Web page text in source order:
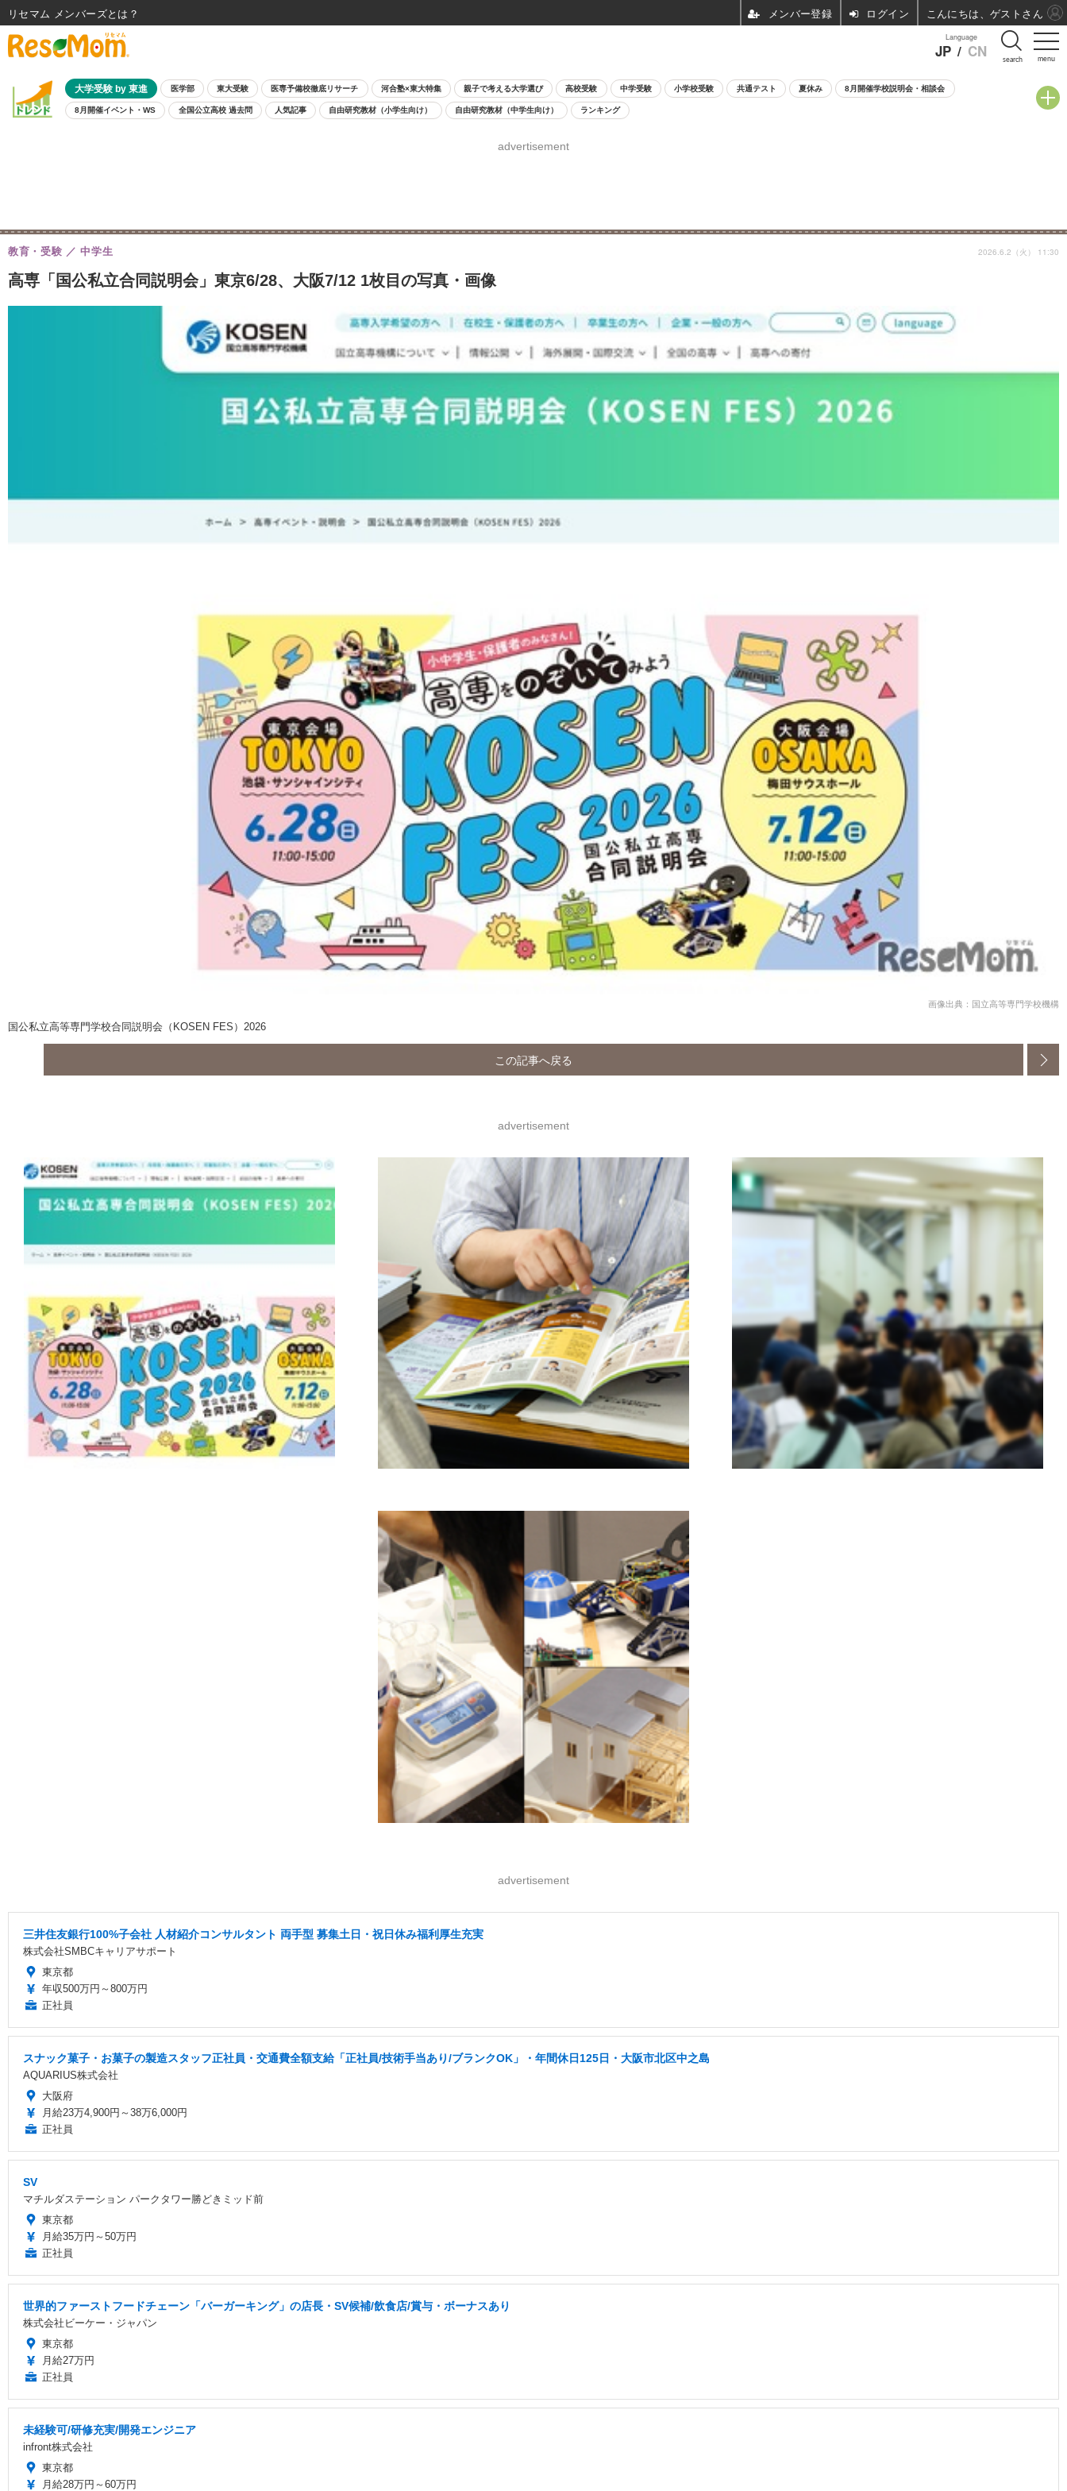
menu
Language
JP / CN search
大学受験 by 東進 医学部 東大受験 医専予備校徹底リサーチ 河合塾×東大特集 親子で考える大学選び 高校受験 中学受験 小学校受験 共通テスト 夏休み 8月開催学校説明会・相談会
8月開催イベント・WS 全国公立高校 過去問 人気記事 自由研究教材（小学生向け） 自由研究教材（中学生向け） ランキング
advertisement
高専「国公私立合同説明会」東京6/28、大阪7/12 1枚目の写真・画像
教育・受験 中学生 2026.6.2（火） 11:30
画像出典：国立高等専門学校機構
国公私立高等専門学校合同説明会（KOSEN FES）2026
この記事へ戻る
advertisement
advertisement
三井住友銀行100%子会社 人材紹介コンサルタント 両手型 募集土日・祝日休み福利厚生充実
株式会社SMBCキャリアサポート
東京都
年収500万円～800万円
正社員
スナック菓子・お菓子の製造スタッフ正社員・交通費全額支給「正社員/技術手当あり/ブランクOK」・年間休日125日・大阪市北区中之島
AQUARIUS株式会社
大阪府
月給23万4,900円～38万6,000円
正社員
SV
マチルダステーション パークタワー勝どきミッド前
東京都
月給35万円～50万円
正社員
世界的ファーストフードチェーン「バーガーキング」の店長・SV候補/飲食店/賞与・ボーナスあり
株式会社ビーケー・ジャパン
東京都
月給27万円
正社員
未経験可/研修充実/開発エンジニア
infront株式会社
東京都
月給28万円～60万円
リセマム メンバーズ ログイン こんにちは、ゲストさん